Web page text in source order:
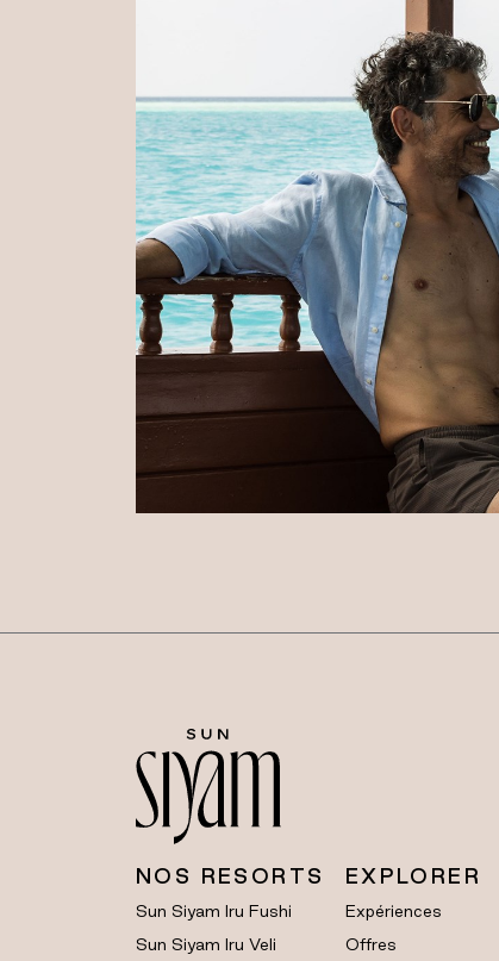
NOS RESORTS
Sun Siyam Iru Fushi
Sun Siyam Iru Veli
EXPLORER
Expériences
Offres